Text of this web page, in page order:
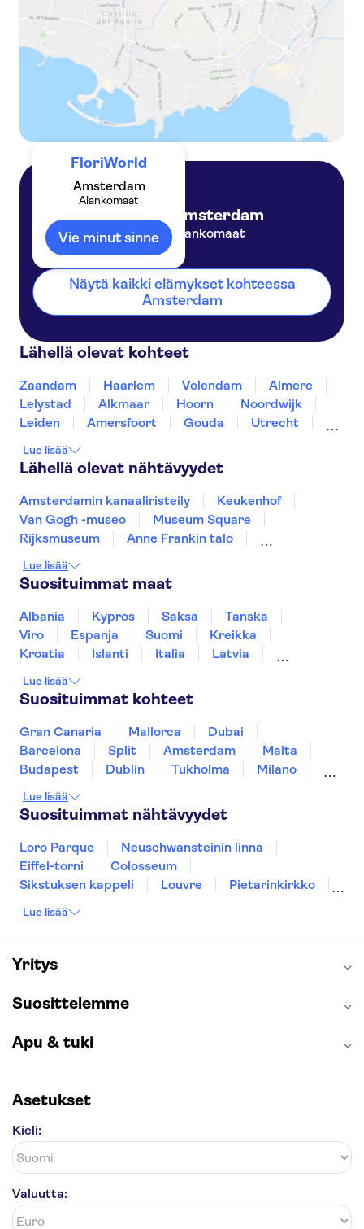
FloriWorld
Amsterdam
Alankomaat
Vie minut sinne
Amsterdam
Alankomaat
Näytä kaikki elämykset kohteessa
Amsterdam
Lähellä olevat kohteet
Zaandam Haarlem Volendam
Almere
Lelystad
Alkmaar Hoorn
Noordwijk
Leiden
Amersfoort Gouda
Utrecht
Lue lisää
Lähellä olevat nähtävyydet
Amsterdamin kanaaliristeily
Keukenhof
Van Gogh -museo
Museum Square
Rijksmuseum
Anne Frankin talo
Royal Palace of Amsterdam
Stedelijk Museum Amsterdam
Giethoornin kanaalit
Dam Square
Markthal
De Wallen
Lue lisää
Suosituimmat maat
Albania Kypros Saksa
Tanska
Viro
Espanja Suomi
Kreikka
Kroatia
Islanti Italia
Latvia
Portugali
Ruotsi Singapore
Turkki
Lue lisää
Suosituimmat kohteet
Gran Canaria Mallorca
Dubai
Barcelona
Split Amsterdam
Malta
Budapest
Dublin Tukholma
Milano
Rovaniemi
Los Angeles
Tallinna
Ljubljana
Riika
Lue lisää
Suosituimmat nähtävyydet
Loro Parque
Neuschwansteinin linna
Eiffel-torni
Colosseum
Sikstuksen kappeli
Louvre
Pietarinkirkko
Moulin Rouge
London Eye
Montmartre
Wieliczkan suolakaivos
Caminito del Rey
Golden Circle
Lue lisää
Yritys
Suosittelemme
Apu & tuki
Asetukset
Kieli:
Valuutta: